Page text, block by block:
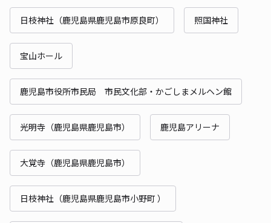
日枝神社（鹿児島県鹿児島市原良町） 照国神社
宝山ホール
鹿児島市役所市民局 市民文化部・かごしまメルヘン館
光明寺（鹿児島県鹿児島市） 鹿児島アリーナ
大覚寺（鹿児島県鹿児島市）
日枝神社（鹿児島県鹿児島市小野町 ）